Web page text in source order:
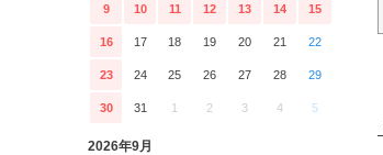
9 10 11 12 13 14 15
16 17 18 19 20 21 22
23 24 25 26 27 28 29
30 31 1 2 3 4 5
2026年9月